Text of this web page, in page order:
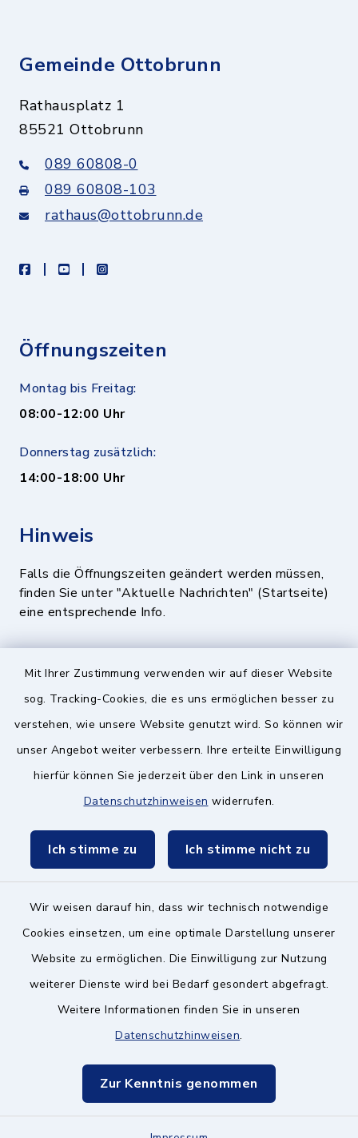
Mit Ihrer Zustimmung verwenden wir auf dieser Website
sog. Tracking-Cookies, die es uns ermöglichen besser zu
verstehen, wie unsere Website genutzt wird. So können wir
unser Angebot weiter verbessern. Ihre erteilte Einwilligung
hierfür können Sie jederzeit über den Link in unseren
Datenschutzhinweisen widerrufen.
Ich stimme zu Ich stimme nicht zu
Wir weisen darauf hin, dass wir technisch notwendige
Cookies einsetzen, um eine optimale Darstellung unserer
Website zu ermöglichen. Die Einwilligung zur Nutzung
weiterer Dienste wird bei Bedarf gesondert abgefragt.
Weitere Informationen finden Sie in unseren
Datenschutzhinweisen.
Zur Kenntnis genommen
Gemeinde Ottobrunn
Rathausplatz 1
85521 Ottobrunn
089 60808-0
089 60808-103
rathaus@ottobrunn.de
facebookyoutubeinstagram
Öffnungszeiten
Montag bis Freitag:
08:00-12:00 Uhr
Donnerstag zusätzlich:
14:00-18:00 Uhr
Hinweis
Falls die Öffnungszeiten geändert werden müssen,
finden Sie unter "Aktuelle Nachrichten" (Startseite)
eine entsprechende Info.
Quicklinks
BayernPortal
Landratsamt München
Zweckverband München Südost
Kontakt ins Rathaus
Datenschutz
Hinweisgeberschutz